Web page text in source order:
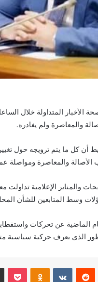
الأخبار المتداولة خلال
والمعاصرة ولم يغادره.
“ناظور24”، أوضح مجعيط أن كل ما يتم
والمعاصرة ومواصلة
والمنابر الإعلامية
وسط المتابعين للشأن
الماضية عن تحركات
الذي يعرف حركية سياسية